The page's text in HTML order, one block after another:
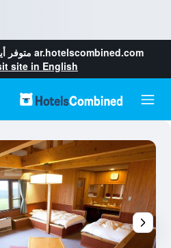
ar.hotelscombined.com متوفر
site in English